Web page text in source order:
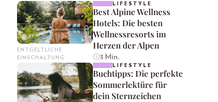
ENTGELTLICHE
EINSCHALTUNG
LIFESTYLE
Best Alpine Wellness
Hotels: Die besten
Wellnessresorts im
Herzen der Alpen
3 Min.
LIFESTYLE
Buchtipps: Die perfekte
Sommerlektüre für
dein Sternzeichen